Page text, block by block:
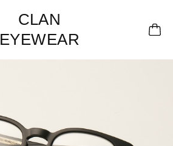
CLAN
EYEWEAR